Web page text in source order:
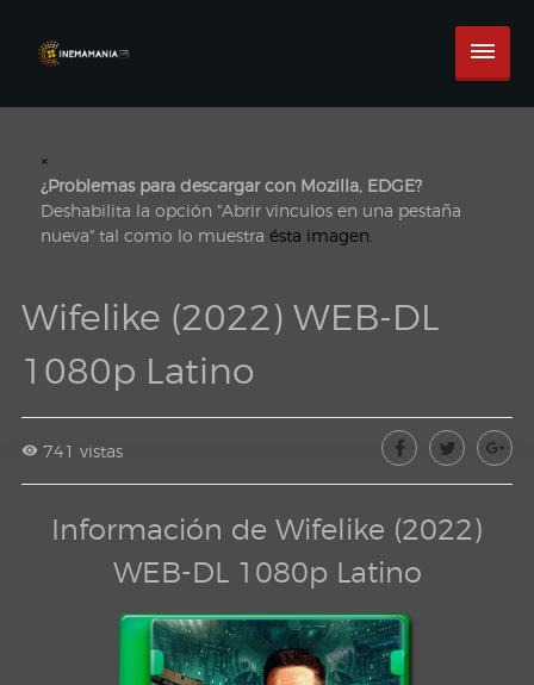
×
¿Problemas para descargar con Mozilla, EDGE?
Deshabilita la opción "Abrir vinculos en una pestaña
nueva" tal como lo muestra ésta imagen.
Wifelike (2022) WEB-DL
1080p Latino
741 vistas
Información de Wifelike (2022)
WEB-DL 1080p Latino